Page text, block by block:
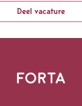
Deel vacature
Homepagina